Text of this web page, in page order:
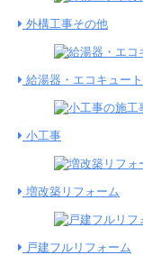
外構工事その他
給湯器・エコキュート
小工事
増改築リフォーム
戸建フルリフォーム